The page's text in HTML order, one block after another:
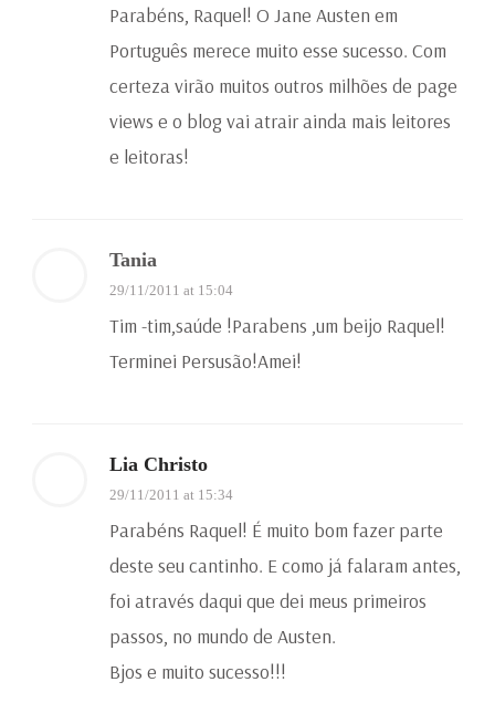
Parabéns, Raquel! O Jane Austen em
Português merece muito esse sucesso. Com
certeza virão muitos outros milhões de page
views e o blog vai atrair ainda mais leitores
e leitoras!
Tania
29/11/2011 at 15:04
Tim -tim,saúde !Parabens ,um beijo Raquel!
Terminei Persusão!Amei!
Lia Christo
29/11/2011 at 15:34
Parabéns Raquel! É muito bom fazer parte
deste seu cantinho. E como já falaram antes,
foi através daqui que dei meus primeiros
passos, no mundo de Austen.
Bjos e muito sucesso!!!